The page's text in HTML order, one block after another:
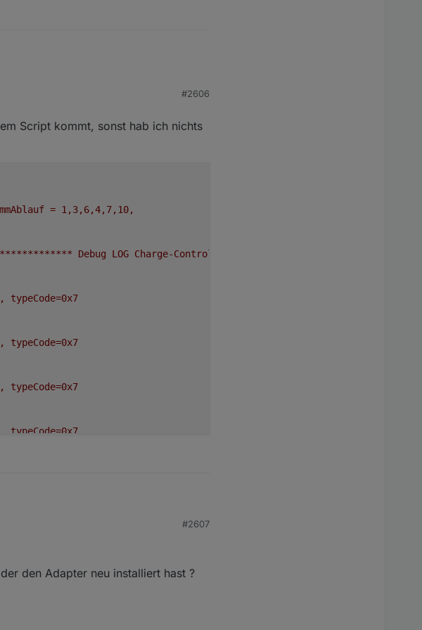
#2606
Script kommt, sonst hab ich nichts
= 1 ,3,6,4,7,10,
Debug LOG Charge-Control
typeCode=0x7
typeCode=0x7
typeCode=0x7
typeCode=0x7
ProgrammAblauf = 1,3,6,4,7,10,
******************* Debug LOG Charge-Control *******************
#2607
den Adapter neu installiert hast ?